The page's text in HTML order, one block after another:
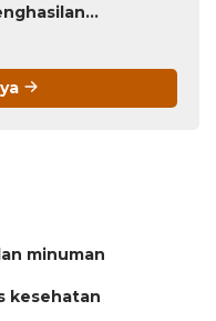
minuman
kesehatan